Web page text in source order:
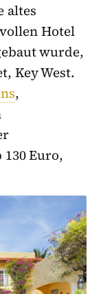
altes
Hotel
wurde,
Key West.
,
Euro,